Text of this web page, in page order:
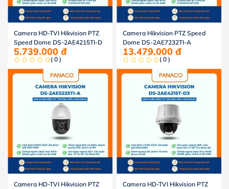
Camera HD-TVI Hikvision PTZ
Speed Dome DS-2AE4215TI-D
5.739.000 đ
( 0 )
Camera Hikvision PTZ Speed
Dome DS-2AE7232TI-A
13.479.000 đ
( 0 )
Camera HD-TVI Hikvision PTZ
Camera HD-TVI Hikvision PTZ